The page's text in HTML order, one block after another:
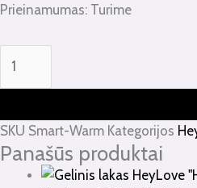
Prieinamumas: Turime
SKU Smart-Warm Kategorijos
Panašūs produktai